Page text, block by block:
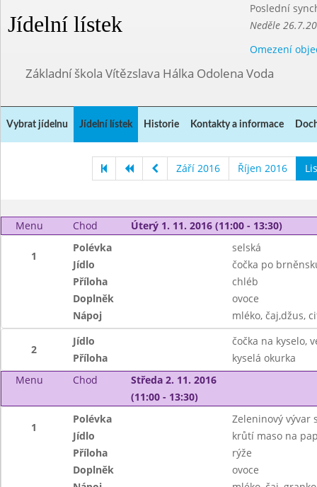
Jídelní lístek
Poslední
Neděle
Omezení
Základní škola Vítězslava Hálka Odolena Voda
Vybrat jídelnu Jídelní lístek Historie Kontakty a informace
Září 2016 Říjen 2016
Menu Chod Úterý 1. 11. 2016 (11:00 - 13:30)
1
Polévka
selská
Jídlo
čočka po
Příloha
chléb
Doplněk
ovoce
Nápoj
mléko, čaj,džus,
2
Jídlo
čočka na kyselo,
Příloha
kyselá okurka
Menu
Chod
Středa 2. 11. 2016
(11:00 - 13:30)
1
Polévka
Zeleninový vývar
Jídlo
krůtí maso na
Příloha
rýže
Doplněk
ovoce